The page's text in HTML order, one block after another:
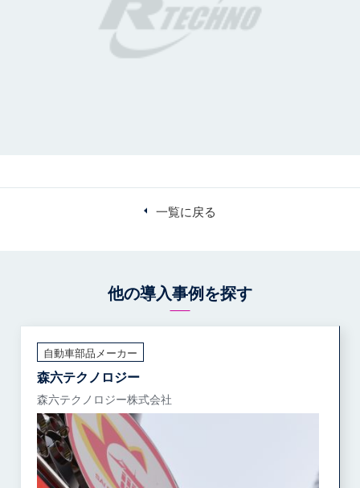
一覧に戻る
他の導入事例を探す
自動車部品メーカー
森六テクノロジー
森六テクノロジー株式会社